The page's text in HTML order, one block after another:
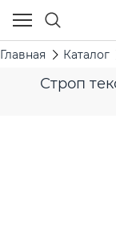
Главная Каталог
Строп